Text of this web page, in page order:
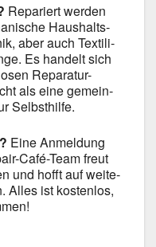
Repa­riert wer­den
Haus­halts­
aber auch Tex­ti­li­
Es han­delt sich
Reparatur-
als eine gemein­
Selbst­hil­fe.
Eine Anmel­dung
Café-Team freut
und hofft auf wei­te­
Alles ist kos­ten­los,